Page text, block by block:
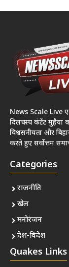
News Scale Live
दिलचस्प कंटेंट मुहैया
विश्वसनीयता और
करते हुए सर्वोत्तम
Categories
राजनीति
खेल
मनोरंजन
देश-विदेश
Quakes Links